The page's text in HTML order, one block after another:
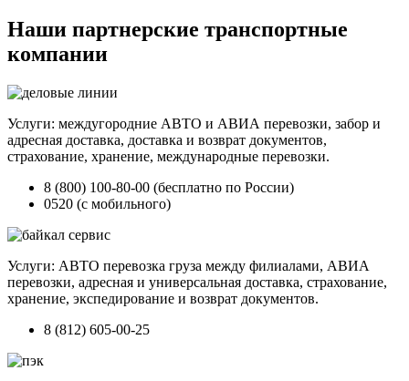
Наши партнерские транспортные
компании
Услуги: междугородние АВТО и АВИА перевозки, забор и
адресная доставка, доставка и возврат документов,
страхование, хранение, международные перевозки.
8 (800) 100-80-00 (бесплатно по России)
0520 (с мобильного)
Услуги: АВТО перевозка груза между филиалами, АВИА
перевозки, адресная и универсальная доставка, страхование,
хранение, экспедирование и возврат документов.
8 (812) 605-00-25